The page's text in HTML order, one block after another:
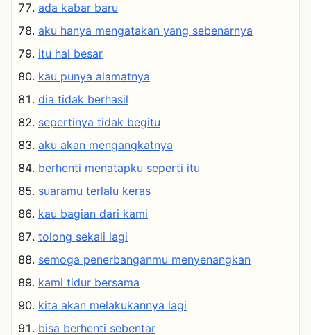
ada kabar baru
aku hanya mengatakan yang sebenarnya
itu hal besar
kau punya alamatnya
dia tidak berhasil
sepertinya tidak begitu
aku akan mengangkatnya
berhenti menatapku seperti itu
suaramu terlalu keras
kau bagian dari kami
tolong sekali lagi
semoga penerbanganmu menyenangkan
kami tidur bersama
kita akan melakukannya lagi
bisa berhenti sebentar